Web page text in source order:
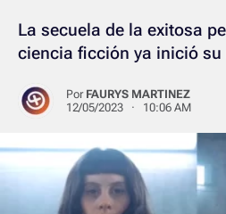
La secuela de la exitosa
ciencia ficción ya inició su
Por FAURYS MARTINEZ
12/05/2023 · 10:06 AM